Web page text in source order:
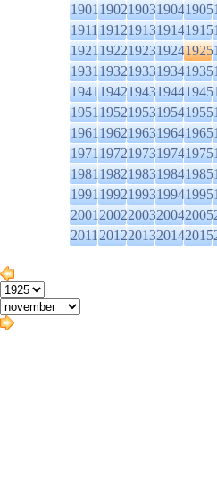
19011902190319041905
19111912191319141915
19211922192319241925
19311932193319341935
19411942194319441945
19511952195319541955
19611962196319641965
19711972197319741975
19811982198319841985
19911992199319941995
20012002200320042005
20112012201320142015